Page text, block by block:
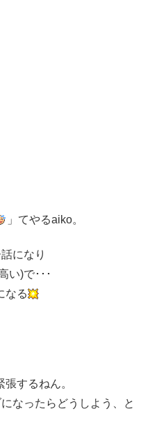
」てやるaiko。
になり
い)で･･･
なる
するねん。
なったらどうしよう、と